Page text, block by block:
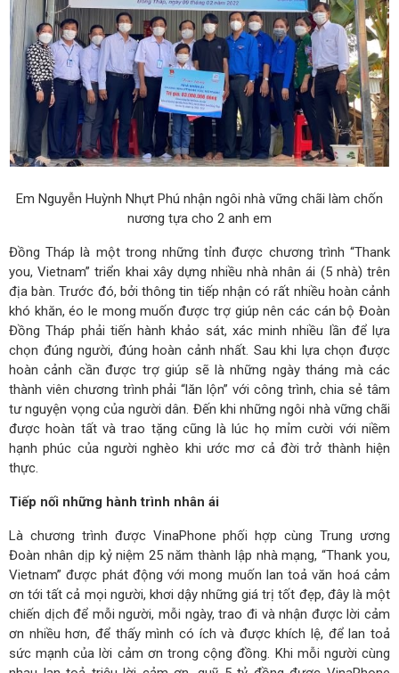
Em Nguyễn Huỳnh Nhựt Phú nhận ngôi nhà vững chãi làm chốn
nương tựa cho 2 anh em
Đồng Tháp là một trong những tỉnh được chương trình “Thank
you, Vietnam” triển khai xây dựng nhiều nhà nhân ái (5 nhà) trên
địa bàn. Trước đó, bởi thông tin tiếp nhận có rất nhiều hoàn cảnh
khó khăn, éo le mong muốn được trợ giúp nên các cán bộ Đoàn
Đồng Tháp phải tiến hành khảo sát, xác minh nhiều lần để lựa
chọn đúng người, đúng hoàn cảnh nhất. Sau khi lựa chọn được
hoàn cảnh cần được trợ giúp sẽ là những ngày tháng mà các
thành viên chương trình phải “lăn lộn” với công trình, chia sẻ tâm
tư nguyện vọng của người dân. Đến khi những ngôi nhà vững chãi
được hoàn tất và trao tặng cũng là lúc họ mỉm cười với niềm
hạnh phúc của người nghèo khi ước mơ cả đời trở thành hiện
thực.
Tiếp nối những hành trình nhân ái
Là chương trình được VinaPhone phối hợp cùng Trung ương
Đoàn nhân dịp kỷ niệm 25 năm thành lập nhà mạng, “Thank you,
Vietnam” được phát động với mong muốn lan toả văn hoá cảm
ơn tới tất cả mọi người, khơi dậy những giá trị tốt đẹp, đây là một
chiến dịch để mỗi người, mỗi ngày, trao đi và nhận được lời cảm
ơn nhiều hơn, để thấy mình có ích và được khích lệ, để lan toả
sức mạnh của lời cảm ơn trong cộng đồng. Khi mỗi người cùng